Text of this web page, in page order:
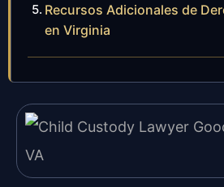
Recursos Adicionales de
en Virginia